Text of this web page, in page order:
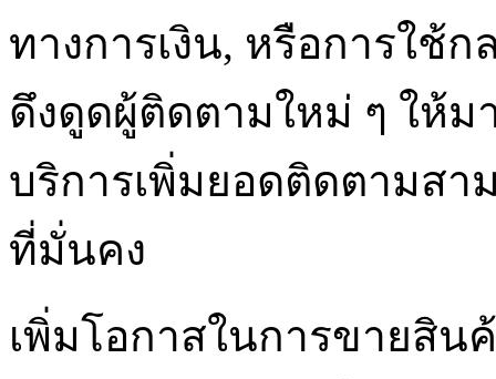
ทางการเงิน, หรือการใช้
ดึงดูดผู้ติดตามใหม่ ๆ ให้
บริการเพิ่มยอดติดตามส
ที่มั่นคง
เพิ่มโอกาสในการขายสิ